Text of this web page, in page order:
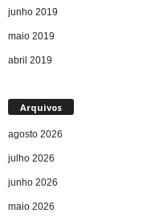
junho 2019
maio 2019
abril 2019
Arquivos
agosto 2026
julho 2026
junho 2026
maio 2026